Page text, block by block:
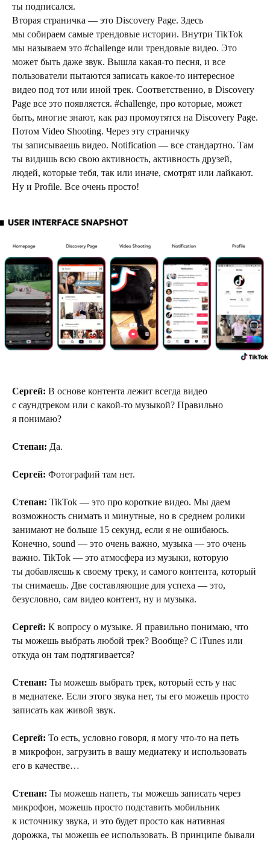
ты подписался.
Вторая страничка — это Discovery Page. Здесь
мы собираем самые трендовые истории. Внутри TikTok
мы называем это #challenge или трендовые видео. Это
может быть даже звук. Вышла какая-то песня, и все
пользователи пытаются записать какое-то интересное
видео под тот или иной трек. Соответственно, в Discovery
Page все это появляется. #challenge, про которые, может
быть, многие знают, как раз промоутятся на Discovery Page.
Потом Video Shooting. Через эту страничку
ты записываешь видео. Notification — все стандартно. Там
ты видишь всю свою активность, активность друзей,
людей, которые тебя, так или иначе, смотрят или лайкают.
Ну и Profile. Все очень просто!
Сергей: В основе контента лежит всегда видео
с саундтреком или с какой-то музыкой? Правильно
я понимаю?
Степан: Да.
Сергей: Фотографий там нет.
Степан: TikTok — это про короткие видео. Мы даем
возможность снимать и минутные, но в среднем ролики
занимают не больше 15 секунд, если я не ошибаюсь.
Конечно, sound — это очень важно, музыка — это очень
важно. TikTok — это атмосфера из музыки, которую
ты добавляешь к своему треку, и самого контента, который
ты снимаешь. Две составляющие для успеха — это,
безусловно, сам видео контент, ну и музыка.
Сергей: К вопросу о музыке. Я правильно понимаю, что
ты можешь выбрать любой трек? Вообще? С iTunes или
откуда он там подтягивается?
Степан: Ты можешь выбрать трек, который есть у нас
в медиатеке. Если этого звука нет, ты его можешь просто
записать как живой звук.
Сергей: То есть, условно говоря, я могу что-то на петь
в микрофон, загрузить в вашу медиатеку и использовать
его в качестве…
Степан: Ты можешь напеть, ты можешь записать через
микрофон, можешь просто подставить мобильник
к источнику звука, и это будет просто как нативная
дорожка, ты можешь ее использовать. В принципе бывали